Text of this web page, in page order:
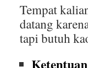
Tempat
datang
tapi butuh